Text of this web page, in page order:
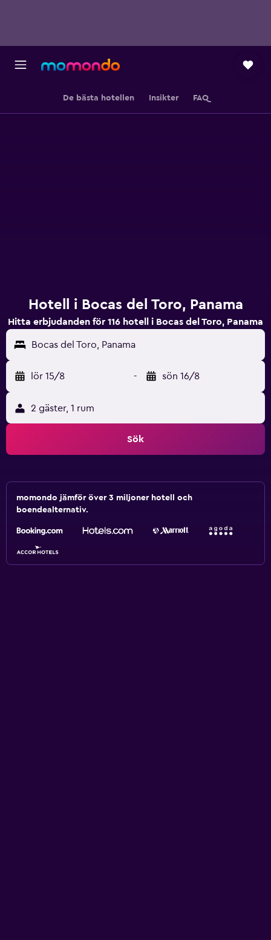
De bästa hotellen Insikter FAQ
Hotell i Bocas del Toro, Panama
Hitta erbjudanden för 116 hotell i Bocas del Toro, Panama
Bocas del Toro, Panama
lör 15/8 - sön 16/8
2 gäster, 1 rum
Sök
momondo jämför över 3 miljoner hotell och
boendealternativ.